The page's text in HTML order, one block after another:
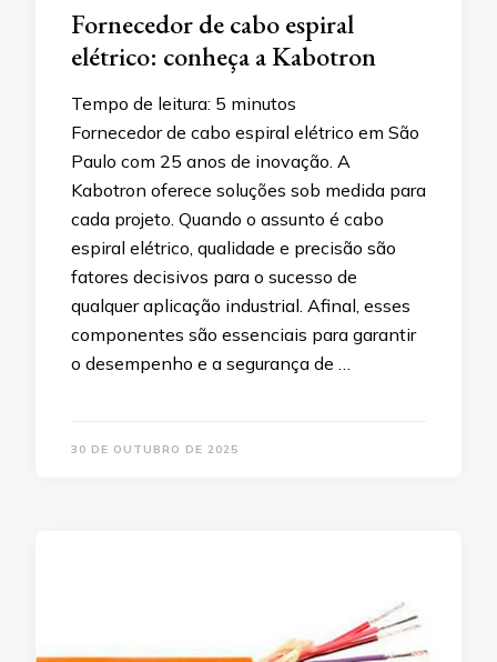
Fornecedor de cabo espiral
elétrico: conheça a Kabotron
Tempo de leitura: 5 minutos
Fornecedor de cabo espiral elétrico em São
Paulo com 25 anos de inovação. A
Kabotron oferece soluções sob medida para
cada projeto. Quando o assunto é cabo
espiral elétrico, qualidade e precisão são
fatores decisivos para o sucesso de
qualquer aplicação industrial. Afinal, esses
componentes são essenciais para garantir
o desempenho e a segurança de …
30 DE OUTUBRO DE 2025